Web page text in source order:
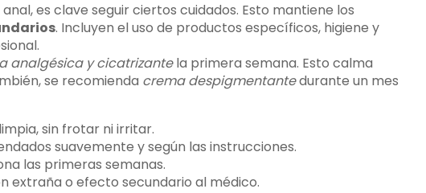
es clave seguir ciertos cuidados. Esto mantiene los
. Incluyen el uso de productos específicos, higiene y
analgésica y cicatrizantela primera semana. Esto calma
se recomienda crema despigmentantedurante un mes
sin frotar ni irritar.
suavemente y según las instrucciones.
las primeras semanas.
extraña o efecto secundario al médico.